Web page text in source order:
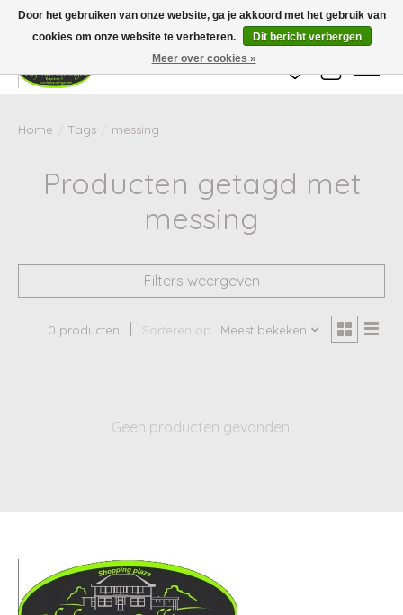
Wij zijn gesloten van 24 december tot en met 25 januari. Houd er rekening mee
dat de levertijd van uw bestelling in deze periode langer kan zijn dan
gebruikelijk.
Verlanglijst
Home Tags messing
Producten getagd met
messing
Filters weergeven
0 producten Sorteren op Meest bekeken
Geen producten gevonden!
Door het gebruiken van onze website, ga je akkoord met het gebruik van
cookies om onze website te verbeteren.
Dit bericht verbergen
Meer over cookies »